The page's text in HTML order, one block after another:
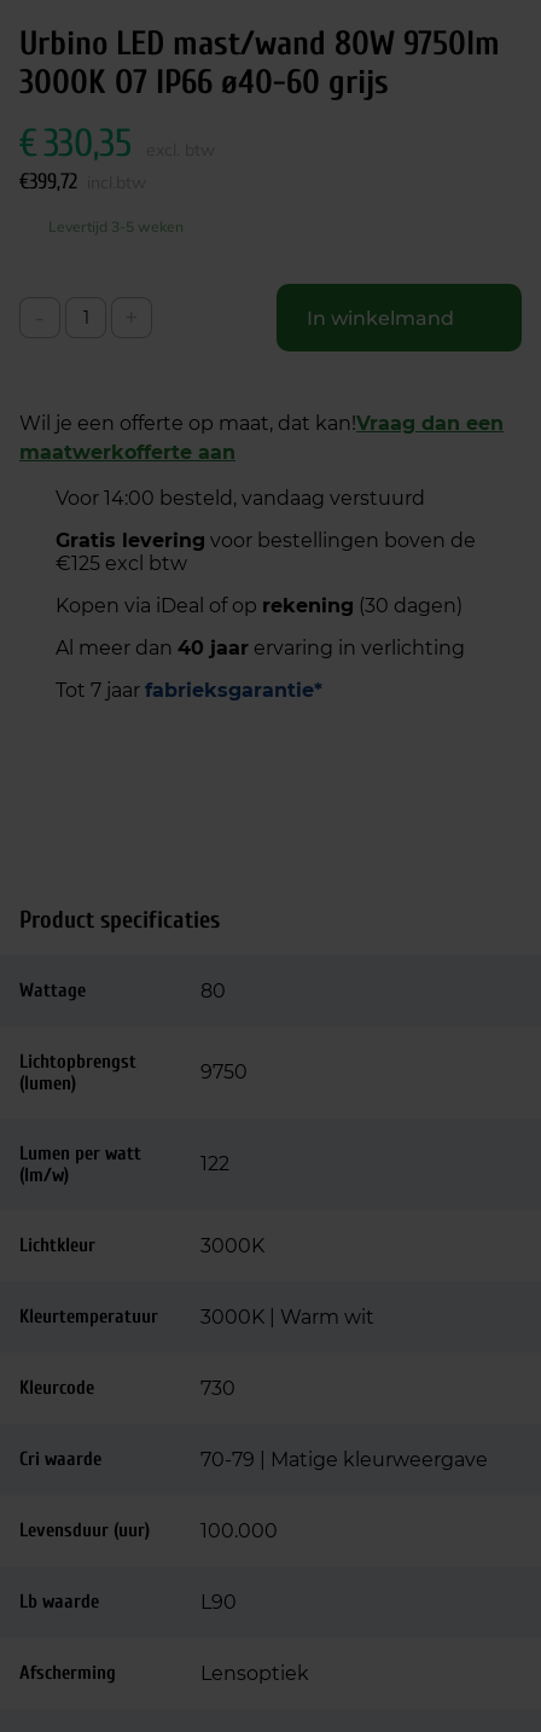
Urbino LED mast/wand 80W 9750lm
3000K O7 IP66 ø40-60 grijs
€330,35
€399,72
Levertijd 3-5 weken
In winkelmand
Wil je een offerte op maat, dat kan!Vraag dan een
maatwerkofferte aan
Voor 14:00 besteld, vandaag verstuurd
Gratis levering voor bestellingen boven de
€125 excl btw
Kopen via iDeal of op rekening (30 dagen)
Al meer dan 40 jaar ervaring in verlichting
Tot 7 jaar fabrieksgarantie*
Product specificaties
Wattage 80
Lichtopbrengst
(lumen)
9750
Lumen per watt
(lm/w)
122
Lichtkleur 3000K
Kleurtemperatuur 3000K | Warm wit
Kleurcode 730
Cri waarde 70-79 | Matige kleurweergave
Levensduur (uur) 100.000
Lb waarde L90
Afscherming Lensoptiek